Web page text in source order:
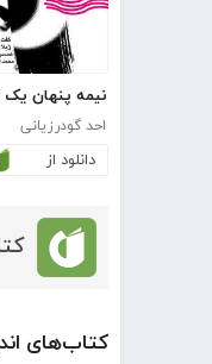
نیمه پنهان یک
احد گودرزیانی
دانلود از
کتاب‌های